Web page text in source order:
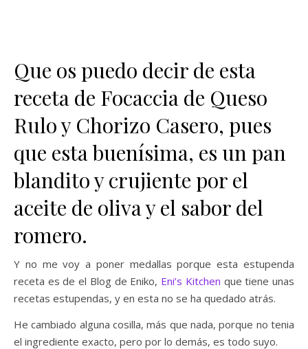
Que os puedo decir de esta
receta de Focaccia de Queso
Rulo y Chorizo Casero, pues
que esta buenísima, es un pan
blandito y crujiente por el
aceite de oliva y el sabor del
romero.
Y no me voy a poner medallas porque esta estupenda
receta es de el Blog de Eniko, Eni’s Kitchen que tiene unas
recetas estupendas, y en esta no se ha quedado atrás.
He cambiado alguna cosilla, más que nada, porque no tenia
el ingrediente exacto, pero por lo demás, es todo suyo.